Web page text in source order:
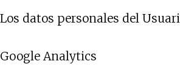
Los datos personales del
Google Analytics